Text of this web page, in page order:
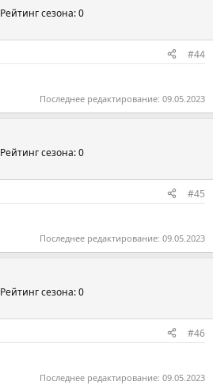
Рейтинг сезона: 0
#44
Последнее редактирование: 09.05.2023
Рейтинг сезона: 0
#45
Последнее редактирование: 09.05.2023
Рейтинг сезона: 0
#46
Последнее редактирование: 09.05.2023